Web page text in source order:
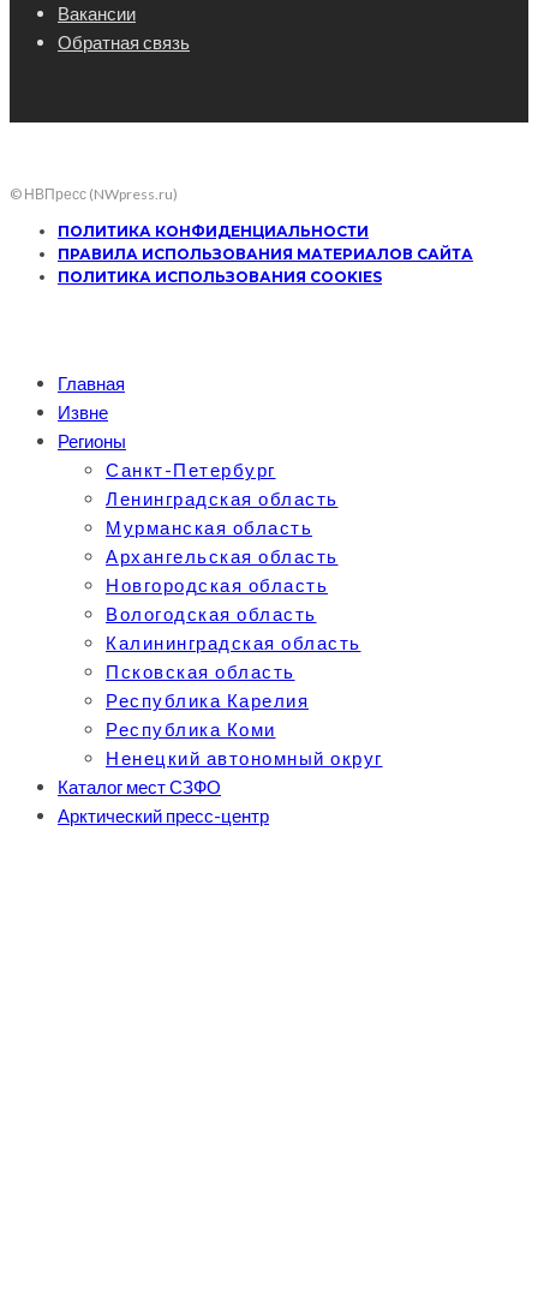
Вакансии
Обратная связь
© НВПресс (NWpress.ru)
ПОЛИТИКА КОНФИДЕНЦИАЛЬНОСТИ
ПРАВИЛА ИСПОЛЬЗОВАНИЯ МАТЕРИАЛОВ САЙТА
ПОЛИТИКА ИСПОЛЬЗОВАНИЯ COOKIES
Главная
Извне
Регионы
Санкт-Петербург
Ленинградская область
Мурманская область
Архангельская область
Новгородская область
Вологодская область
Калининградская область
Псковская область
Республика Карелия
Республика Коми
Ненецкий автономный округ
Каталог мест СЗФО
Арктический пресс-центр